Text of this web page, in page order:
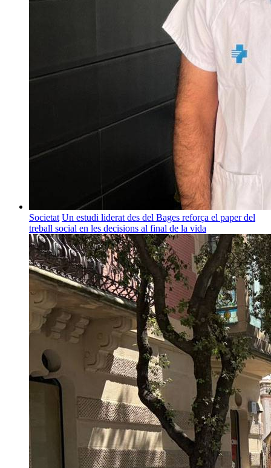
Societat Un estudi liderat des del Bages reforça el paper del
treball social en les decisions al final de la vida